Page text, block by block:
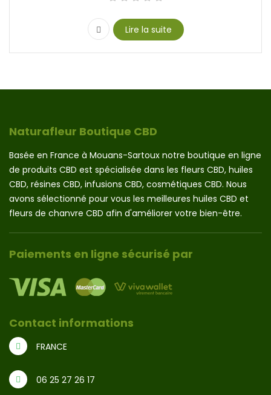
Lire la suite
Naturafleur Boutique CBD
Basée en France à Mouans-Sartoux notre boutique en ligne
de produits CBD est spécialisée dans les fleurs CBD, huiles
CBD, résines CBD, infusions CBD, cosmétiques CBD. Nous
avons sélectionné pour vous les meilleures huiles CBD et
fleurs de chanvre CBD afin d'améliorer votre bien-être.
Paiements en ligne sécurisé par
Contact informations
FRANCE
06 25 27 26 17